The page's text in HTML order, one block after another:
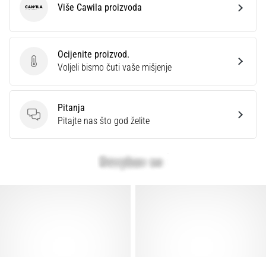
Ocijenite proizvod.
Ocijenite proizvod.
Voljeli bismo čuti vaše mišjenje
Pitanja
Pitanja
Pitajte nas što god želite
Cawila Više Cawila proizvoda